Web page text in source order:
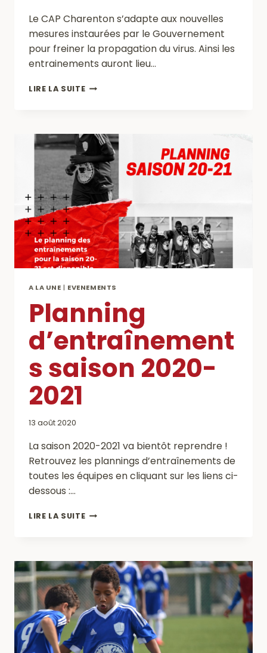
Le CAP Charenton s’adapte aux nouvelles
mesures instaurées par le Gouvernement
pour freiner la propagation du virus. Ainsi les
entrainements auront lieu…
LIRE LA SUITEPLANNING
PENDANT
LE
COUVRE-
FEU
DE
18H
A LA UNE | EVENEMENTS
Planning
d’entraînement
s saison 2020-
2021
13 août 2020
La saison 2020-2021 va bientôt reprendre !
Retrouvez les plannings d’entraînements de
toutes les équipes en cliquant sur les liens ci-
dessous :…
LIRE LA SUITEPLANNING
2021